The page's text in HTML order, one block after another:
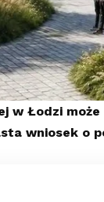
w Łodzi
wniosek o